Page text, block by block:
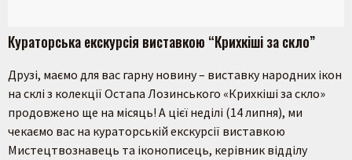
Кураторська екскурсія виставкою “Крихкіші за скло”
Друзі, маємо для вас гарну новину – виставку народних ікон
на склі з колекції Остапа Лозинського «Крихкіші за скло»
продовжено ще на місяць! А цієї неділі (14 липня), ми
чекаємо вас на кураторській екскурсії виставкою
Мистецтвознавець та іконописець, керівник відділу